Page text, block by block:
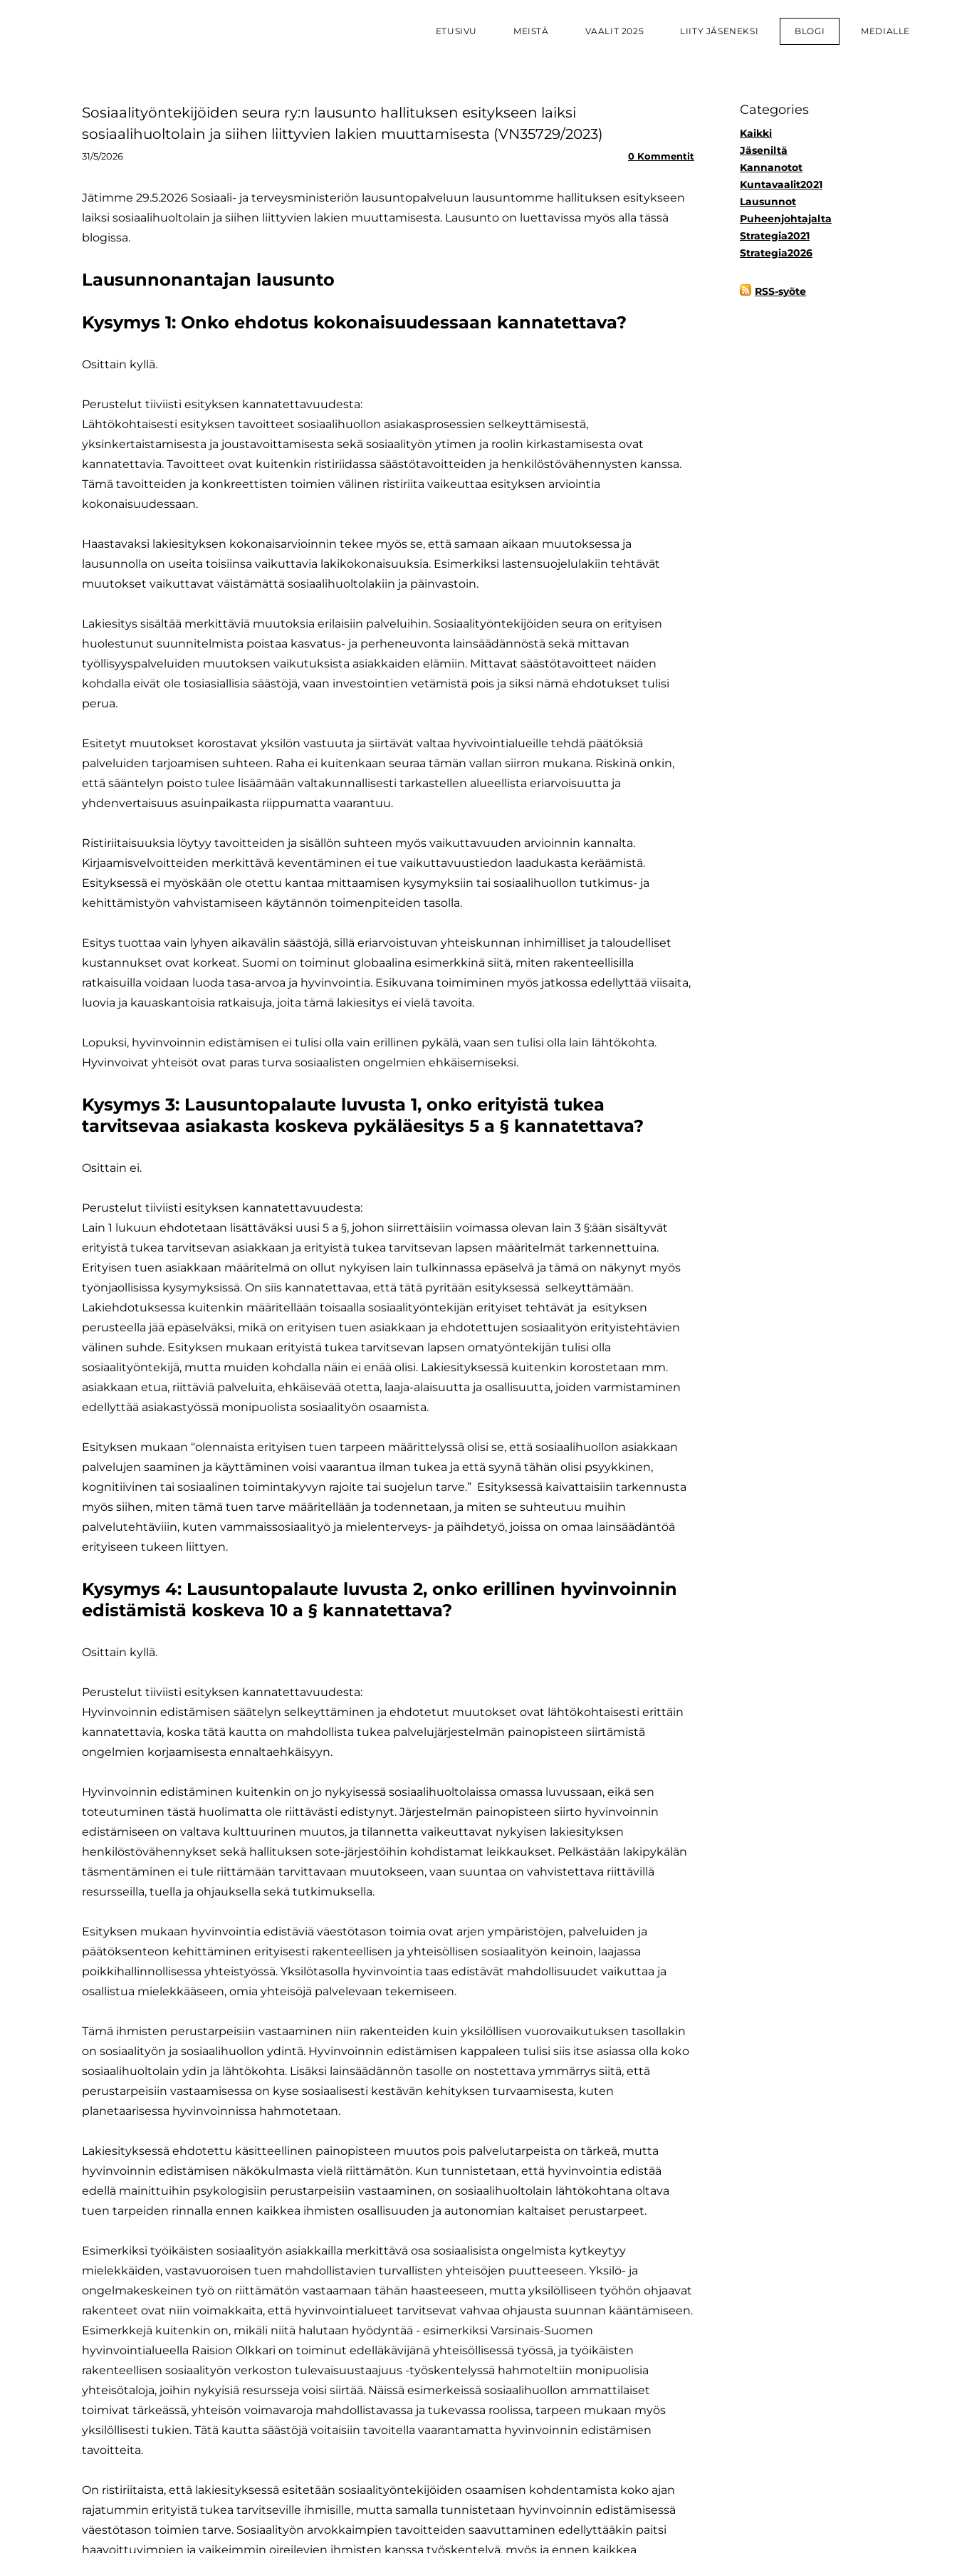
ETUSIVU MEISTÄ VAALIT 2025 LIITY JÄSENEKSI BLOGI MEDIALLE
Sosiaalityöntekijöiden seura ry:n lausunto hallituksen esitykseen laiksi
sosiaalihuoltolain ja siihen liittyvien lakien muuttamisesta (VN35729/2023)
31/5/2026 0 Kommentit
Jätimme 29.5.2026 Sosiaali- ja terveysministeriön lausuntopalveluun lausuntomme hallituksen esitykseen
laiksi sosiaalihuoltolain ja siihen liittyvien lakien muuttamisesta. Lausunto on luettavissa myös alla tässä
blogissa.
Lausunnonantajan lausunto
Kysymys 1: Onko ehdotus kokonaisuudessaan kannatettava?
Osittain kyllä.
Perustelut tiiviisti esityksen kannatettavuudesta:
Lähtökohtaisesti esityksen tavoitteet sosiaalihuollon asiakasprosessien selkeyttämisestä,
yksinkertaistamisesta ja joustavoittamisesta sekä sosiaalityön ytimen ja roolin kirkastamisesta ovat
kannatettavia. Tavoitteet ovat kuitenkin ristiriidassa säästötavoitteiden ja henkilöstövähennysten kanssa.
Tämä tavoitteiden ja konkreettisten toimien välinen ristiriita vaikeuttaa esityksen arviointia
kokonaisuudessaan.
Haastavaksi lakiesityksen kokonaisarvioinnin tekee myös se, että samaan aikaan muutoksessa ja
lausunnolla on useita toisiinsa vaikuttavia lakikokonaisuuksia. Esimerkiksi lastensuojelulakiin tehtävät
muutokset vaikuttavat väistämättä sosiaalihuoltolakiin ja päinvastoin.
Lakiesitys sisältää merkittäviä muutoksia erilaisiin palveluihin. Sosiaalityöntekijöiden seura on erityisen
huolestunut suunnitelmista poistaa kasvatus- ja perheneuvonta lainsäädännöstä sekä mittavan
työllisyyspalveluiden muutoksen vaikutuksista asiakkaiden elämiin. Mittavat säästötavoitteet näiden
kohdalla eivät ole tosiasiallisia säästöjä, vaan investointien vetämistä pois ja siksi nämä ehdotukset tulisi
perua.
Esitetyt muutokset korostavat yksilön vastuuta ja siirtävät valtaa hyvivointialueille tehdä päätöksiä
palveluiden tarjoamisen suhteen. Raha ei kuitenkaan seuraa tämän vallan siirron mukana. Riskinä onkin,
että sääntelyn poisto tulee lisäämään valtakunnallisesti tarkastellen alueellista eriarvoisuutta ja
yhdenvertaisuus asuinpaikasta riippumatta vaarantuu.
Ristiriitaisuuksia löytyy tavoitteiden ja sisällön suhteen myös vaikuttavuuden arvioinnin kannalta.
Kirjaamisvelvoitteiden merkittävä keventäminen ei tue vaikuttavuustiedon laadukasta keräämistä.
Esityksessä ei myöskään ole otettu kantaa mittaamisen kysymyksiin tai sosiaalihuollon tutkimus- ja
kehittämistyön vahvistamiseen käytännön toimenpiteiden tasolla.
Esitys tuottaa vain lyhyen aikavälin säästöjä, sillä eriarvoistuvan yhteiskunnan inhimilliset ja taloudelliset
kustannukset ovat korkeat. Suomi on toiminut globaalina esimerkkinä siitä, miten rakenteellisilla
ratkaisuilla voidaan luoda tasa-arvoa ja hyvinvointia. Esikuvana toimiminen myös jatkossa edellyttää viisaita,
luovia ja kauaskantoisia ratkaisuja, joita tämä lakiesitys ei vielä tavoita.
Lopuksi, hyvinvoinnin edistämisen ei tulisi olla vain erillinen pykälä, vaan sen tulisi olla lain lähtökohta.
Hyvinvoivat yhteisöt ovat paras turva sosiaalisten ongelmien ehkäisemiseksi.
Kysymys 3: Lausuntopalaute luvusta 1, onko erityistä tukea
tarvitsevaa asiakasta koskeva pykäläesitys 5 a § kannatettava?
Osittain ei.
Perustelut tiiviisti esityksen kannatettavuudesta:
Lain 1 lukuun ehdotetaan lisättäväksi uusi 5 a §, johon siirrettäisiin voimassa olevan lain 3 §:ään sisältyvät
erityistä tukea tarvitsevan asiakkaan ja erityistä tukea tarvitsevan lapsen määritelmät tarkennettuina.
Erityisen tuen asiakkaan määritelmä on ollut nykyisen lain tulkinnassa epäselvä ja tämä on näkynyt myös
työnjaollisissa kysymyksissä. On siis kannatettavaa, että tätä pyritään esityksessä selkeyttämään.
Lakiehdotuksessa kuitenkin määritellään toisaalla sosiaalityöntekijän erityiset tehtävät ja esityksen
perusteella jää epäselväksi, mikä on erityisen tuen asiakkaan ja ehdotettujen sosiaalityön erityistehtävien
välinen suhde. Esityksen mukaan erityistä tukea tarvitsevan lapsen omatyöntekijän tulisi olla
sosiaalityöntekijä, mutta muiden kohdalla näin ei enää olisi. Lakiesityksessä kuitenkin korostetaan mm.
asiakkaan etua, riittäviä palveluita, ehkäisevää otetta, laaja-alaisuutta ja osallisuutta, joiden varmistaminen
edellyttää asiakastyössä monipuolista sosiaalityön osaamista.
Esityksen mukaan “olennaista erityisen tuen tarpeen määrittelyssä olisi se, että sosiaalihuollon asiakkaan
palvelujen saaminen ja käyttäminen voisi vaarantua ilman tukea ja että syynä tähän olisi psyykkinen,
kognitiivinen tai sosiaalinen toimintakyvyn rajoite tai suojelun tarve.” Esityksessä kaivattaisiin tarkennusta
myös siihen, miten tämä tuen tarve määritellään ja todennetaan, ja miten se suhteutuu muihin
palvelutehtäviiin, kuten vammaissosiaalityö ja mielenterveys- ja päihdetyö, joissa on omaa lainsäädäntöä
erityiseen tukeen liittyen.
Kysymys 4: Lausuntopalaute luvusta 2, onko erillinen hyvinvoinnin
edistämistä koskeva 10 a § kannatettava?
Osittain kyllä.
Perustelut tiiviisti esityksen kannatettavuudesta:
Hyvinvoinnin edistämisen säätelyn selkeyttäminen ja ehdotetut muutokset ovat lähtökohtaisesti erittäin
kannatettavia, koska tätä kautta on mahdollista tukea palvelujärjestelmän painopisteen siirtämistä
ongelmien korjaamisesta ennaltaehkäisyyn.
Hyvinvoinnin edistäminen kuitenkin on jo nykyisessä sosiaalihuoltolaissa omassa luvussaan, eikä sen
toteutuminen tästä huolimatta ole riittävästi edistynyt. Järjestelmän painopisteen siirto hyvinvoinnin
edistämiseen on valtava kulttuurinen muutos, ja tilannetta vaikeuttavat nykyisen lakiesityksen
henkilöstövähennykset sekä hallituksen sote-järjestöihin kohdistamat leikkaukset. Pelkästään lakipykälän
täsmentäminen ei tule riittämään tarvittavaan muutokseen, vaan suuntaa on vahvistettava riittävillä
resursseilla, tuella ja ohjauksella sekä tutkimuksella.
Esityksen mukaan hyvinvointia edistäviä väestötason toimia ovat arjen ympäristöjen, palveluiden ja
päätöksenteon kehittäminen erityisesti rakenteellisen ja yhteisöllisen sosiaalityön keinoin, laajassa
poikkihallinnollisessa yhteistyössä. Yksilötasolla hyvinvointia taas edistävät mahdollisuudet vaikuttaa ja
osallistua mielekkääseen, omia yhteisöjä palvelevaan tekemiseen.
Tämä ihmisten perustarpeisiin vastaaminen niin rakenteiden kuin yksilöllisen vuorovaikutuksen tasollakin
on sosiaalityön ja sosiaalihuollon ydintä. Hyvinvoinnin edistämisen kappaleen tulisi siis itse asiassa olla koko
sosiaalihuoltolain ydin ja lähtökohta. Lisäksi lainsäädännön tasolle on nostettava ymmärrys siitä, että
perustarpeisiin vastaamisessa on kyse sosiaalisesti kestävän kehityksen turvaamisesta, kuten
planetaarisessa hyvinvoinnissa hahmotetaan.
Lakiesityksessä ehdotettu käsitteellinen painopisteen muutos pois palvelutarpeista on tärkeä, mutta
hyvinvoinnin edistämisen näkökulmasta vielä riittämätön. Kun tunnistetaan, että hyvinvointia edistää
edellä mainittuihin psykologisiin perustarpeisiin vastaaminen, on sosiaalihuoltolain lähtökohtana oltava
tuen tarpeiden rinnalla ennen kaikkea ihmisten osallisuuden ja autonomian kaltaiset perustarpeet.
Esimerkiksi työikäisten sosiaalityön asiakkailla merkittävä osa sosiaalisista ongelmista kytkeytyy
mielekkäiden, vastavuoroisen tuen mahdollistavien turvallisten yhteisöjen puutteeseen. Yksilö- ja
ongelmakeskeinen työ on riittämätön vastaamaan tähän haasteeseen, mutta yksilölliseen työhön ohjaavat
rakenteet ovat niin voimakkaita, että hyvinvointialueet tarvitsevat vahvaa ohjausta suunnan kääntämiseen.
Esimerkkejä kuitenkin on, mikäli niitä halutaan hyödyntää - esimerkiksi Varsinais-Suomen
hyvinvointialueella Raision Olkkari on toiminut edelläkävijänä yhteisöllisessä työssä, ja työikäisten
rakenteellisen sosiaalityön verkoston tulevaisuustaajuus -työskentelyssä hahmoteltiin monipuolisia
yhteisötaloja, joihin nykyisiä resursseja voisi siirtää. Näissä esimerkeissä sosiaalihuollon ammattilaiset
toimivat tärkeässä, yhteisön voimavaroja mahdollistavassa ja tukevassa roolissa, tarpeen mukaan myös
yksilöllisesti tukien. Tätä kautta säästöjä voitaisiin tavoitella vaarantamatta hyvinvoinnin edistämisen
tavoitteita.
On ristiriitaista, että lakiesityksessä esitetään sosiaalityöntekijöiden osaamisen kohdentamista koko ajan
rajatummin erityistä tukea tarvitseville ihmisille, mutta samalla tunnistetaan hyvinvoinnin edistämisessä
väestötason toimien tarve. Sosiaalityön arvokkaimpien tavoitteiden saavuttaminen edellyttääkin paitsi
haavoittuvimpien ja vaikeimmin oireilevien ihmisten kanssa työskentelyä, myös ja ennen kaikkea
Categories
Kaikki
Jäseniltä
Kannanotot
Kuntavaalit2021
Lausunnot
Puheenjohtajalta
Strategia2021
Strategia2026
RSS-syöte